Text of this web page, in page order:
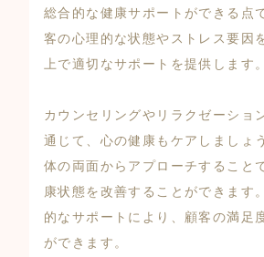
総合的な健康サポートができる点
客の心理的な状態やストレス要因
上で適切なサポートを提供します。
カウンセリングやリラクゼーショ
通じて、心の健康もケアしましょ
体の両面からアプローチすること
康状態を改善することができます
的なサポートにより、顧客の満足
ができます。